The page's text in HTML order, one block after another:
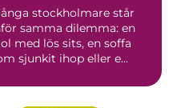
stockholmare står
samma dilemma: en
med lös sits, en soffa
sjunkit ihop eller e...